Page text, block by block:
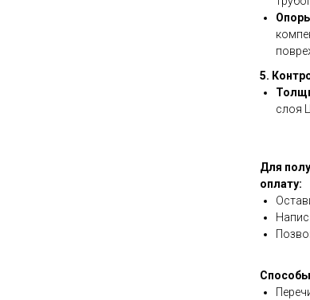
5.
слоя
Для
оплату: